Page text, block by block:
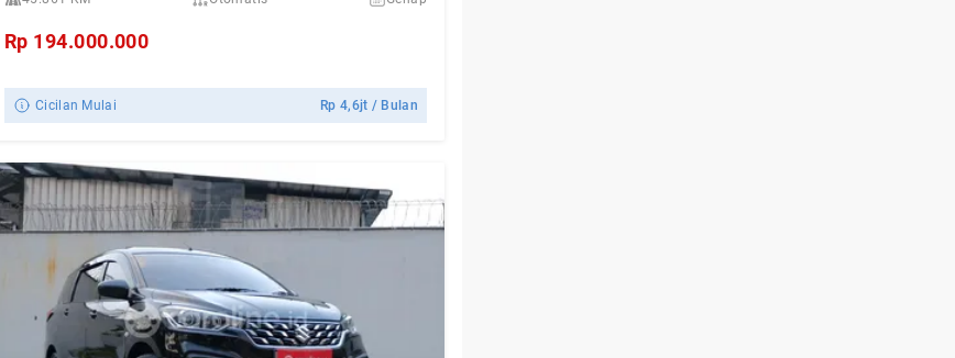
Rp 194.000.000
Cicilan Mulai Rp4,6jt / Bulan